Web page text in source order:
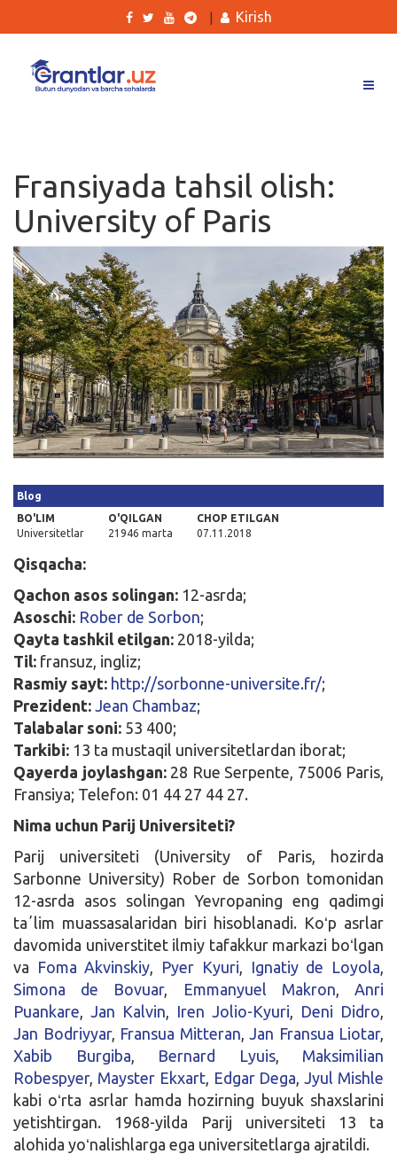
Ishlar
Kurslar
Blog
Yana
Qidirish
Kirish
Kirish
Fransiyada tahsil olish:
University of Paris
Blog
BO'LIM
Universitetlar
O'QILGAN
21946 marta
CHOP ETILGAN
07.11.2018
Qisqacha:
Qachon asos solingan: 12-asrda;
Asoschi: Rober de Sorbon;
Qayta tashkil etilgan: 2018-yilda;
Til: fransuz, ingliz;
Rasmiy sayt: http://sorbonne-universite.fr/;
Prezident: Jean Chambaz;
Talabalar soni: 53 400;
Tarkibi: 13 ta mustaqil universitetlardan iborat;
Qayerda joylashgan:28 Rue Serpente, 75006 Paris,
Fransiya; Telefon: 01 44 27 44 27.
Nima uchun Parij Universiteti?
Parij universiteti (University of Paris, hozirda
Sarbonne University) Rober de Sorbon tomonidan
12-asrda asos solingan Yevropaning eng qadimgi
taʼlim muassasalaridan biri hisoblanadi. Koʻp asrlar
davomida universtitet ilmiy tafakkur markazi boʻlgan
va Foma Akvinskiy Pyer Kyuri Ignatiy de Loyola
Simona de Bovuar, Emmanyuel Makron
Anri
Puankare
Jan Kalvin Iren Jolio-Kyuri Deni Didro
Jan Bodriyyar, Fransua Mitteran Jan Fransua Liotar,
Xabib Burgiba
Bernard Lyuis, Maksimilian
Robespyer, Mayster Ekxart, Edgar Dega Jyul Mishle
kabi oʻrta asrlar hamda hozirning buyuk shaxslarini
yetishtirgan. 1968-yilda Parij universiteti 13 ta
alohida yoʻnalishlarga ega universitetlarga ajratildi.